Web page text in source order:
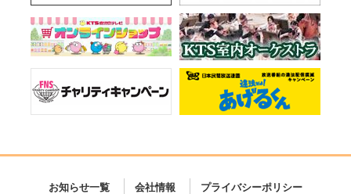
お知らせ一覧 会社情報 プライバシーポリシー